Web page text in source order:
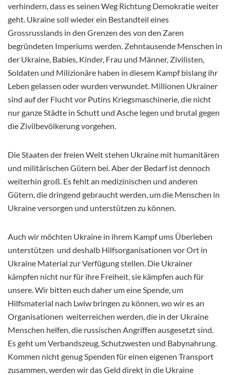
verhindern, dass es seinen Weg Richtung Demokratie weiter
geht. Ukraine soll wieder ein Bestandteil eines
Grossrusslands in den Grenzen des von den Zaren
begründeten Imperiums werden. Zehntausende Menschen in
der Ukraine, Babies, Kinder, Frau und Männer, Zivilisten,
Soldaten und Milizionäre haben in diesem Kampf bislang ihr
Leben gelassen oder wurden verwundet. Millionen Ukrainer
sind auf der Flucht vor Putins Kriegsmaschinerie, die nicht
nur ganze Städte in Schutt und Asche legen und brutal gegen
die Zivilbevölkerung vorgehen.
Die Staaten der freien Welt stehen Ukraine mit humanitären
und militärischen Gütern bei. Aber der Bedarf ist dennoch
weiterhin groß. Es fehlt an medizinischen und anderen
Gütern, die dringend gebraucht werden, um die Menschen in
Ukraine versorgen und unterstützen zu können.
Auch wir möchten Ukraine in ihrem Kampf ums Überleben
unterstützen und deshalb Hilfsorganisationen vor Ort in
Ukraine Material zur Verfügung stellen. Die Ukrainer
kämpfen nicht nur für ihre Freiheit, sie kämpfen auch für
unsere. Wir bitten euch daher um eine Spende, um
Hilfsmaterial nach Lwiw bringen zu können, wo wir es an
Organisationen weiterreichen werden, die in der Ukraine
Menschen helfen, die russischen Angriffen ausgesetzt sind.
Es geht um Verbandszeug, Schutzwesten und Babynahrung.
Kommen nicht genug Spenden für einen eigenen Transport
zusammen, werden wir das Geld direkt in die Ukraine